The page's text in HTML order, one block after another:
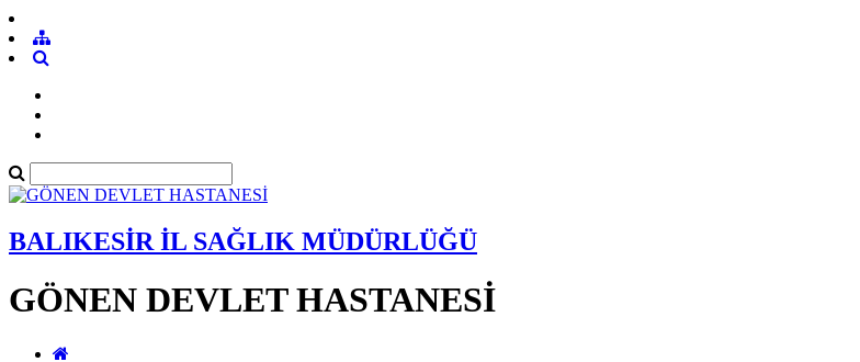
BALIKESİR İL SAĞLIK MÜDÜRLÜĞÜ
GÖNEN DEVLET HASTANESİ